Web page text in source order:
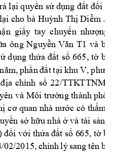
lại quyền sử dụng đất đối
ại cho bà Huỳnh Thị Diễm .
giấy tay chuyển nhượng
ông Nguyễn Văn T1 và bà
ử dụng thửa đất số 665, tờ
năm, phần đất tại khu V,
địa chính số 22/TTK
và Môi trường thành phố
cơ quan nhà nước có thẩm
ền sở hữu nhà ở và tài sản
đối với thửa đất số 665, tờ
02/2015, chỉnh lý sang tên bà